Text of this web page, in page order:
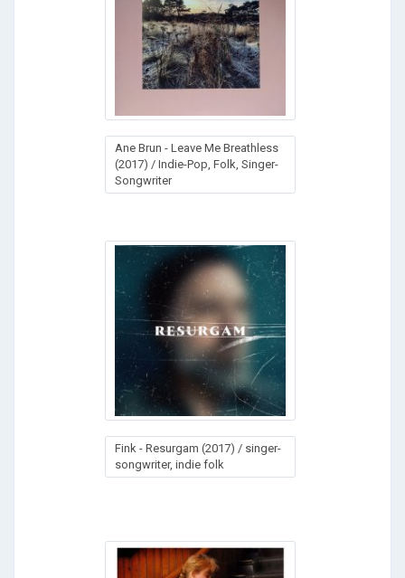
Ane Brun - Leave Me Breathless
(2017) / Indie-Pop, Folk, Singer-
Songwriter
Fink - Rеsurgаm (2017) / singer-
songwriter, indie folk